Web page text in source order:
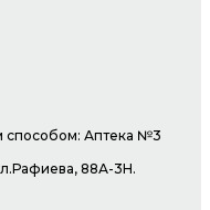
способом: Аптека №3
88А-3Н.